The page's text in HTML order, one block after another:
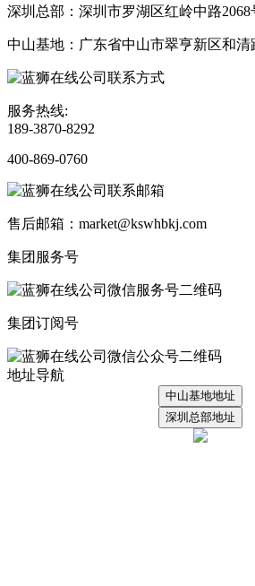
深圳总部：深圳市罗湖区红岭中路
中山基地：广东省中山市翠亨新区和清
服务热线:
189-3870-8292
400-869-0760
售后邮箱：market@kswhbkj.com
集团服务号
集团订阅号
地址导航
中山基地地址
深圳总部地址